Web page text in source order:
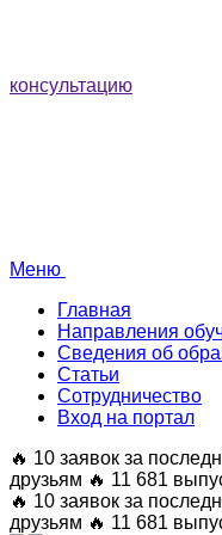
консультацию
Меню
Главная
Направления
Сведения об
Статьи
Сотрудничество
Вход на портал
🔥 10 заявок за
друзьям 🔥 11 681
🔥 10 заявок за
друзьям 🔥 11 681